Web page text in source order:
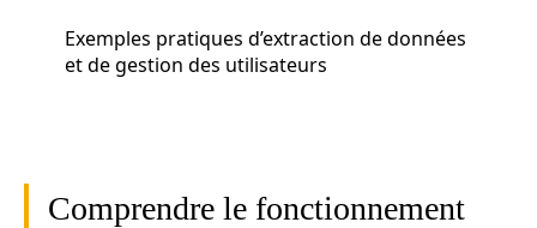
Exemples pratiques d’extraction de données
et de gestion des utilisateurs
Comprendre le fonctionnement